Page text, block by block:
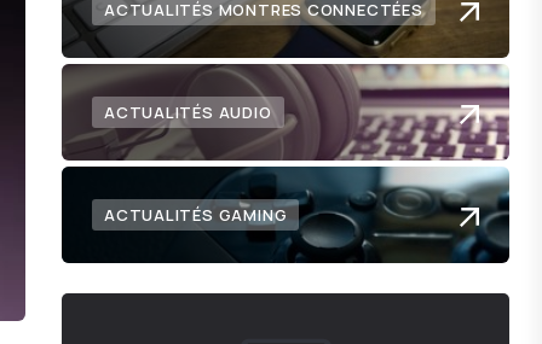
ACTUALITÉS MONTRES CONNECTÉES
ACTUALITÉS AUDIO
ACTUALITÉS GAMING